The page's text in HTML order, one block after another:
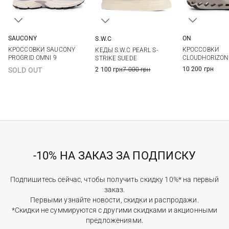
7 US
7,5 US 8 US
9 US
9,5 US
SAUCONY
КРОССОВКИ SAUCONY
PROGRID OMNI 9
SOLD OUT
40
41
S.W.C
КЕДЫ S.W.C PEARL S-
STRIKE SUEDE
2 100 грн7 000 грн
38,5
39
41
ON
КРОССОВКИ
10 200 грн
-10% НА ЗАКАЗ ЗА ПОДПИСКУ
Подпишитесь сейчас, чтобы получить скидку 10%* на первый
заказ.
Первыми узнайте новости, скидки и распродажи.
*Скидки не суммируются с другими скидками и акционными
предложениями.